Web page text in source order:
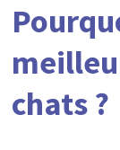
chats ?